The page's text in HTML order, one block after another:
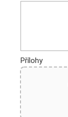
Přílohy